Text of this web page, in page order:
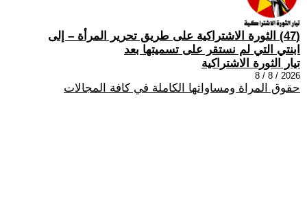
(47) الثورة الاشتراكية على طريق تحرير المرأة – إلى
ابنتي التي لم نستقر على تسميتها بعد
تيار الثورة الاشتراكية
2026 / 8 / 8
حقوق المراة ومساواتها الكاملة في كافة المجالات